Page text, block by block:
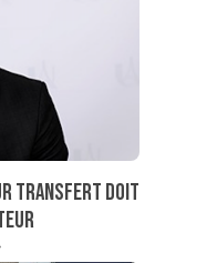
transfert doit